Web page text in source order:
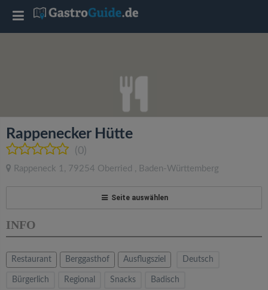
Rappenecker Hütte
(0)
Rappeneck 1 , 79254 Oberried , Baden-Württemberg
Seite auswählen
INFO
Restaurant Berggasthof Ausflugsziel Deutsch
Bürgerlich Regional Snacks Badisch
T
l
e
a
v